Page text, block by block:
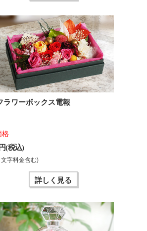
ラワーボックス電報
格
(税込)
字料金含む)
詳しく見る